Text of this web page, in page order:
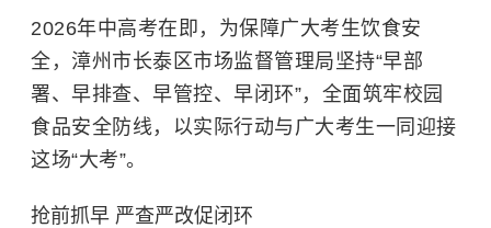
2026年中高考在即，为保障广大考生饮食安
全，漳州市长泰区市场监督管理局坚持“早部
署、早排查、早管控、早闭环”，全面筑牢校园
食品安全防线，以实际行动与广大考生一同迎接
这场“大考”。
抢前抓早 严查严改促闭环